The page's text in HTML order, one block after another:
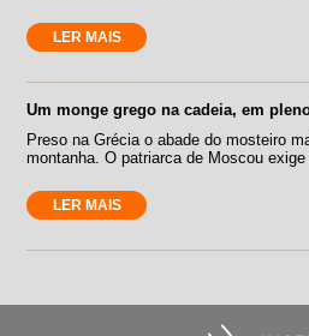
LER MAIS
Um monge grego na cadeia, em
Preso na Grécia o abade do mosteiro
montanha. O patriarca de Moscou
LER MAIS